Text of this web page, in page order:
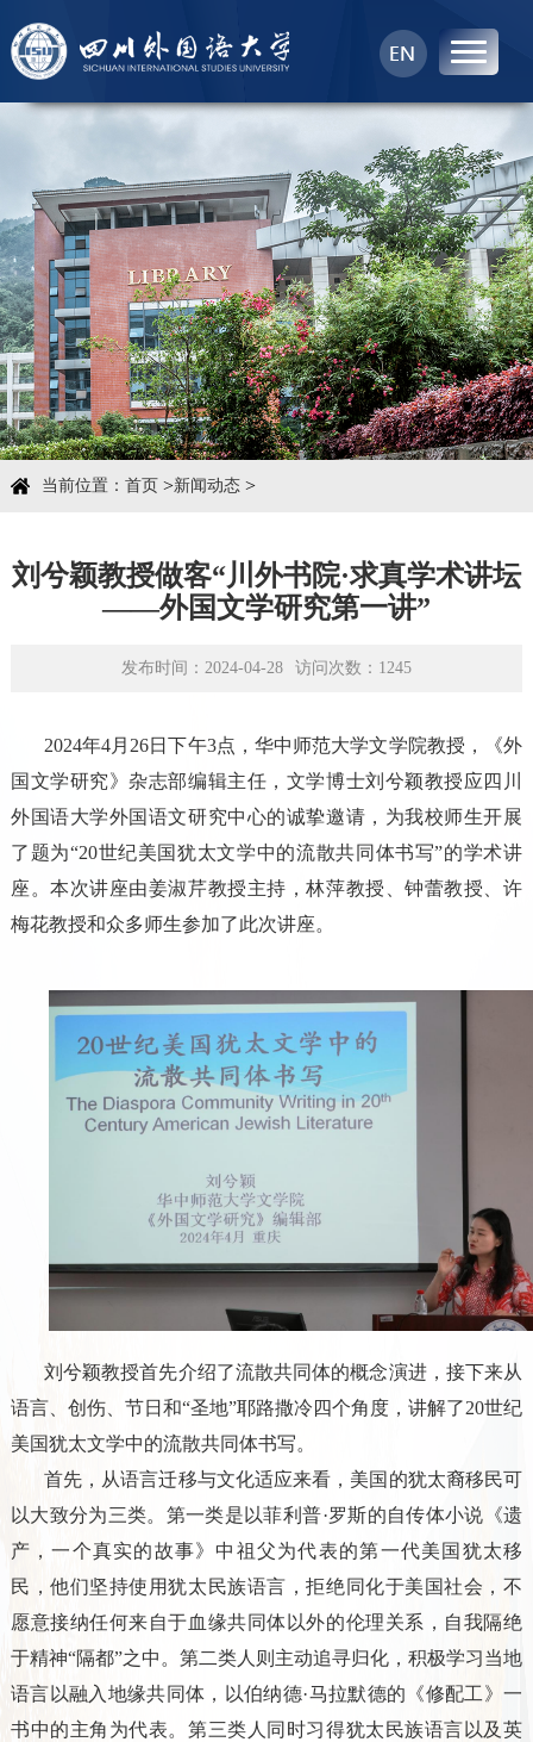
首页
中心概况
科学研究
学术团队
学术交流
当前位置： 首页>新闻动态>
刘兮颖教授做客“川外书院·求真学术讲坛
——外国文学研究第一讲”
发布时间：2024-04-28 访问次数： 1245
2024年4月26日下午3点，华中师范大学文学院教授，《外
国文学研究》杂志部编辑主任，文学博士刘兮颖教授应四川
外国语大学外国语文研究中心的诚挚邀请，为我校师生开展
了题为“20世纪美国犹太文学中的流散共同体书写”的学术讲
座。本次讲座由姜淑芹教授主持，林萍教授、钟蕾教授、许
梅花教授和众多师生参加了此次讲座。
刘兮颖教授首先介绍了流散共同体的概念演进，接下来从
语言、创伤、节日和“圣地”耶路撒冷四个角度，讲解了20世纪
美国犹太文学中的流散共同体书写。
首先，从语言迁移与文化适应来看，美国的犹太裔移民可
以大致分为三类。第一类是以菲利普·罗斯的自传体小说《遗
产，一个真实的故事》中祖父为代表的第一代美国犹太移
民，他们坚持使用犹太民族语言，拒绝同化于美国社会，不
愿意接纳任何来自于血缘共同体以外的伦理关系，自我隔绝
于精神“隔都”之中。第二类人则主动追寻归化，积极学习当地
语言以融入地缘共同体，以伯纳德·马拉默德的《修配工》一
书中的主角为代表。第三类人同时习得犹太民族语言以及英